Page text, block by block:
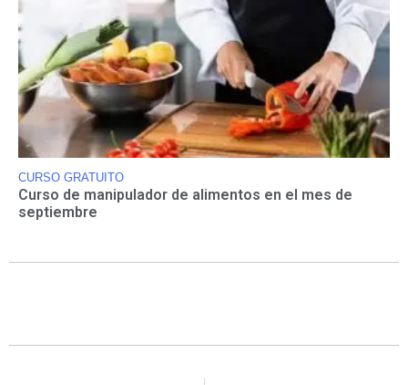
CURSO GRATUITO
Curso de manipulador de alimentos en el mes de
septiembre